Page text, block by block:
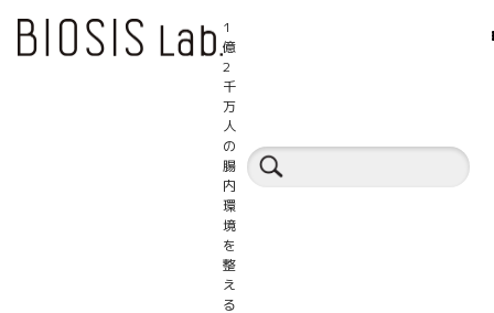
1
億
2
千
万
人
の
腸
内
環
境
を
整
え
る
B細胞
Faecalibacterium prausnitzii